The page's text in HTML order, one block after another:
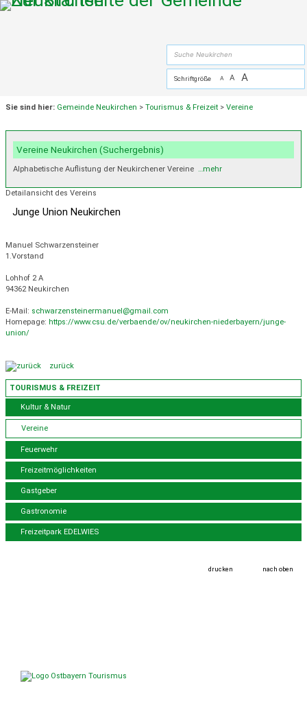
Zum Inhalt, zur Navigationoderzur Startseite springen.
Schriftgröße A A A
TOURISMUS & FREIZEIT
Kultur & Natur
Vereine
Feuerwehr
Freizeitmöglichkeiten
Gastgeber
Gastronomie
Freizeitpark EDELWIES
Sie sind hier: Gemeinde Neukirchen >Tourismus & Freizeit >Vereine
Vereine Neukirchen (Suchergebnis)
Alphabetische Auflistung der Neukirchener Vereine …mehr
Detailansicht des Vereins
Junge Union Neukirchen
Manuel Schwarzensteiner
1.Vorstand
Lohhof 2 A
94362 Neukirchen
E-Mail: schwarzensteinermanuel@gmail.com
Homepage: https://www.csu.de/verbaende/ov/neukirchen-niederbayern/junge-
union/
zurück
drucken nach oben